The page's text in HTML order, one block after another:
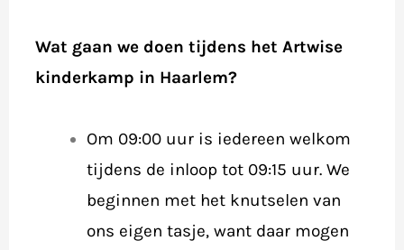
Wat gaan we doen tijdens het Artwise
kinderkamp in Haarlem?
Om 09:00 uur is iedereen welkom
tijdens de inloop tot 09:15 uur. We
beginnen met het knutselen van
ons eigen tasje, want daar mogen